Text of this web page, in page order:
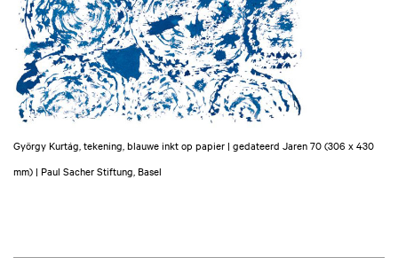
György Kurtág, tekening, blauwe inkt op papier | gedateerd Jaren 70 (306 x 430
mm) | Paul Sacher Stiftung, Basel